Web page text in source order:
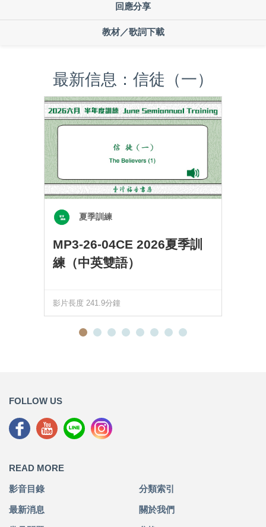
回應分享
教材／歌詞下載
最新信息：信徒（一）
夏季訓練
MP3-26-04CE 2026夏季訓
練（中英雙語）
影片長度 241.9分鐘
FOLLOW US
READ MORE
影音目錄 分類索引
最新消息 關於我們